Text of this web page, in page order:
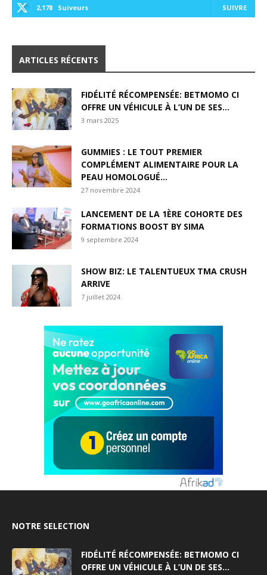
2,178 Suiveurs SUIVRE
ARTICLES RÉCENTS
FIDÉLITÉ RÉCOMPENSÉE: BETMOMO CI
OFFRE UN VÉHICULE À L’UN DE SES...
3 mars 2025
GUMMIES : LE TOUT PREMIER
COMPLÉMENT ALIMENTAIRE POUR LA
PEAU HOMOLOGUÉ...
27 novembre 2024
LANCEMENT DE LA 1ÈRE COHORTE DES
FORMATIONS BOOST BY SIMA
9 septembre 2024
SHOW BIZ: LE TALENTUEUX TMA CRUSH
ARRIVE
7 juillet 2024
NOTRE SELECTION
FIDÉLITÉ RÉCOMPENSÉE: BETMOMO CI
OFFRE UN VÉHICULE À L’UN DE SES...